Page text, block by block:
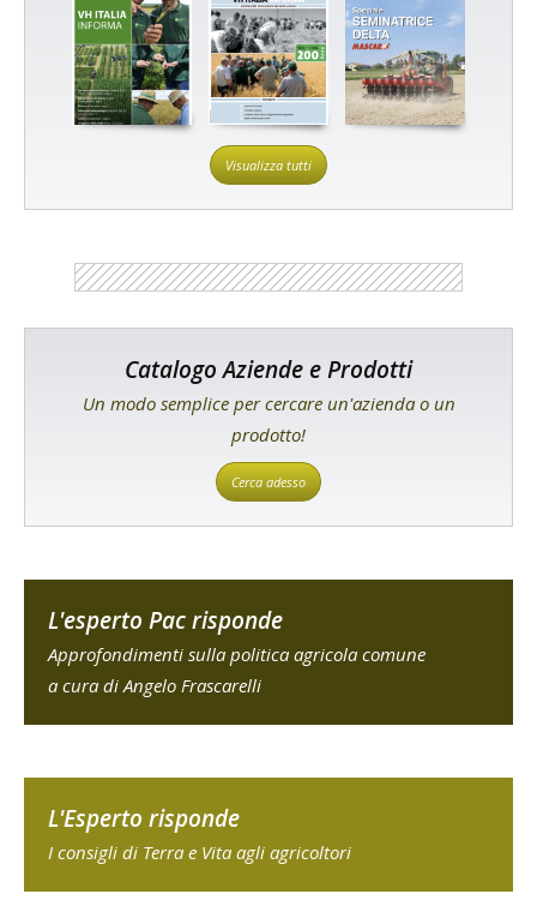
Visualizza tutti
Catalogo Aziende e Prodotti
Un modo semplice per cercare un'azienda o un
prodotto!
Cerca adesso
L'esperto Pac risponde
Approfondimenti sulla politica agricola comune
a cura di Angelo Frascarelli
L'Esperto risponde
I consigli di Terra e Vita agli agricoltori